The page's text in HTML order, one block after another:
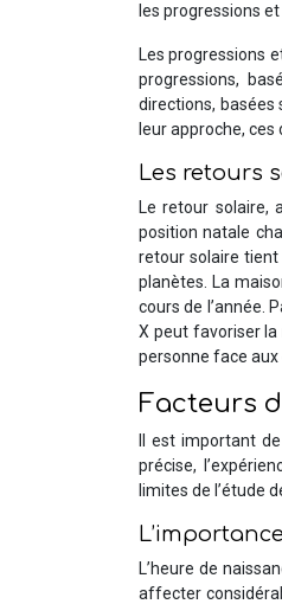
les progressions
Les progressions
progressions,
directions, basées
leur approche,
Les retours
Le retour solaire,
position natale
retour solaire tient
planètes. La
cours de l’année.
X peut favoriser la
personne face aux
Facteurs
Il est important
précise,
limites de l’étude
L’heure de
affecter